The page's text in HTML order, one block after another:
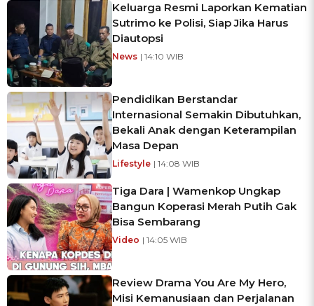
Keluarga Resmi Laporkan Kematian
Sutrimo ke Polisi, Siap Jika Harus
Diautopsi
News | 14:10 WIB
Pendidikan Berstandar
Internasional Semakin Dibutuhkan,
Bekali Anak dengan Keterampilan
Masa Depan
Lifestyle | 14:08 WIB
Tiga Dara | Wamenkop Ungkap
Bangun Koperasi Merah Putih Gak
Bisa Sembarang
Video | 14:05 WIB
Review Drama You Are My Hero,
Misi Kemanusiaan dan Perjalanan